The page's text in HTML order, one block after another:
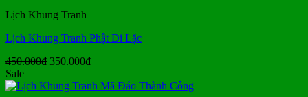
Lịch Khung Tranh
Lịch Khung Tranh Phật Di Lặc
450.000₫ Giá
là:
350.000₫Giá
tại
Sale